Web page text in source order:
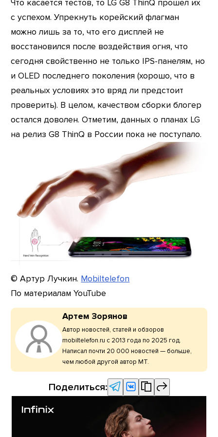
Что касается тестов, то LG G8 ThinQ прошел их
с успехом. Упрекнуть корейский флагман
можно лишь за то, что его дисплей не
восстановился после воздействия огня, что
сегодня свойственно не только IPS-панелям, но
и OLED последнего поколения (хорошо, что в
реальных условиях это вряд ли предстоит
проверить). В целом, качеством сборки блогер
остался доволен. Отметим, данных о планах LG
на релиз G8 ThinQ в России пока не поступало.
© Артур Лучкин. Mobiltelefon
По материалам YouTube
Артем Зорянов
Автор новостей, статей и обзоров
mobiltelefon.ru с 2013 года по 2025 год.
Написал почти 20 000 новостей — больше,
чем любой другой автор МТ.
Поделиться: